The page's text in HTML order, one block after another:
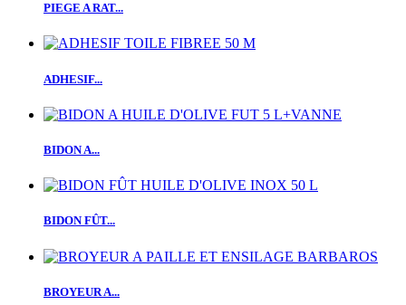
PIEGE A RAT...
ADHESIF...
BIDON A...
BIDON FÛT...
BROYEUR A...